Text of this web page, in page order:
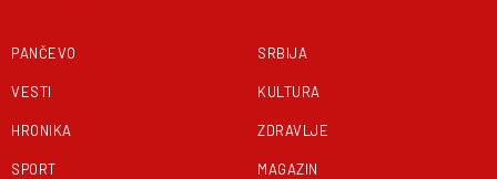
PANČEVO
VESTI
HRONIKA
SPORT
SRBIJA
KULTURA
ZDRAVLJE
MAGAZIN